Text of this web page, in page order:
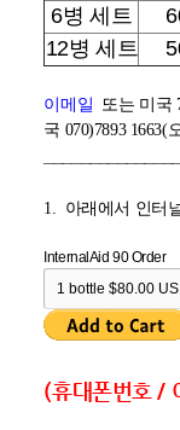
6병 세트
12병 세트
이메일 또는 미국
국 070)7893 1663(
1. 아래에서 인터
InternalAid 90 Order
(휴대폰번호 /